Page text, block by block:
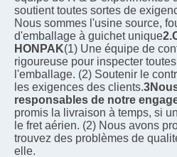
soutient toutes sortes de
Nous sommes l'usine source,
d'emballage à guichet unique
HONPAK(1) Une équipe de
rigoureuse pour inspecter
l'emballage. (2) Soutenir le
les exigences des clients.
responsables de notre
promis la livraison à temps, si
le fret aérien. (2) Nous avons
trouvez des problèmes de
elle.